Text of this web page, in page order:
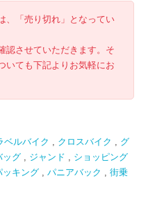
、「売り切れ」となってい
認させていただきます。そ
いても下記よりお気軽にお
ベルバイク クロスバイク
グ
ッグ ジャンド
ショッピング
ッキング パニアバック
街乗